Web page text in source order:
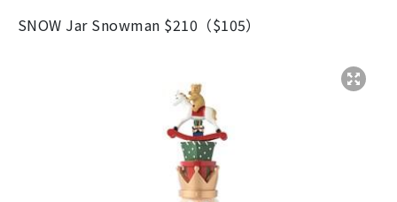
SNOW Jar Snowman $210（$105）